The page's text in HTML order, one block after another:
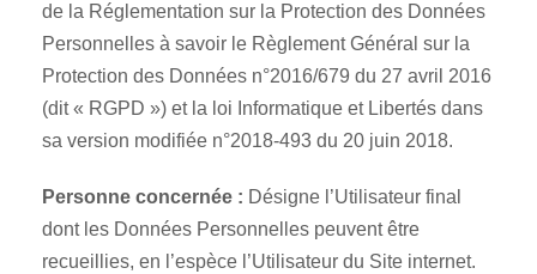
de la Réglementation sur la Protection des Données
Personnelles à savoir le Règlement Général sur la
Protection des Données n°2016/679 du 27 avril 2016
(dit « RGPD ») et la loi Informatique et Libertés dans
sa version modifiée n°2018-493 du 20 juin 2018.
Personne concernée : Désigne l’Utilisateur final
dont les Données Personnelles peuvent être
recueillies, en l’espèce l’Utilisateur du Site internet.